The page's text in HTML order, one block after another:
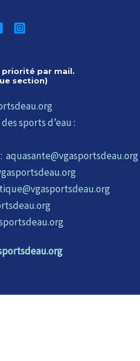
priorité par mail.
section)
sports d’eau :